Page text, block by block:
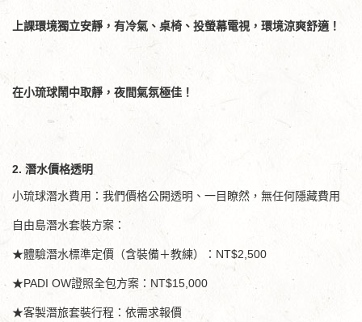
上課環境獨立安靜，有冷氣、桌椅、投螢幕電視，環境涼爽舒適！
在小琉球鬧中取靜，夜間氣氛極佳！
2. 潛水價格透明
小琉球潛水費用：我們價格公開透明、一目瞭然，無任何隱藏費用
自由島潛水套裝方案：
★體驗潛水標準定價（含裝備＋教練）：NT$2,500
★PADI OW證照全包方案：NT$15,000
★客製潛旅套裝行程：依需求報價